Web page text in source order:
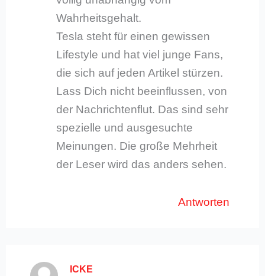
Wahrheitsgehalt.
Tesla steht für einen gewissen
Lifestyle und hat viel junge Fans,
die sich auf jeden Artikel stürzen.
Lass Dich nicht beeinflussen, von
der Nachrichtenflut. Das sind sehr
spezielle und ausgesuchte
Meinungen. Die große Mehrheit
der Leser wird das anders sehen.
Antworten
ICKE